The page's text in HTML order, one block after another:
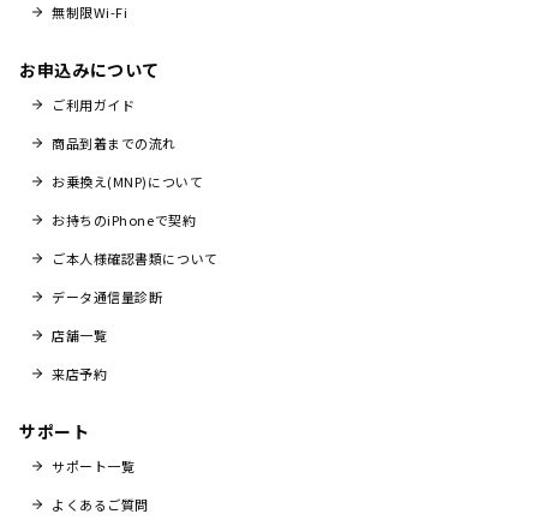
無制限Wi-Fi
お申込みについて
ご利用ガイド
商品到着までの流れ
お乗換え(MNP)について
お持ちのiPhoneで契約
ご本人様確認書類について
データ通信量診断
店舗一覧
来店予約
サポート
サポート一覧
よくあるご質問